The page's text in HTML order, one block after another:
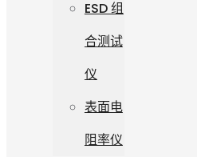
ESD 组
合测试
仪
表面电
阻率仪